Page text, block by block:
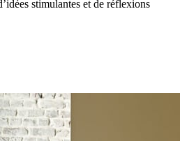
stimulantes et de réflexions